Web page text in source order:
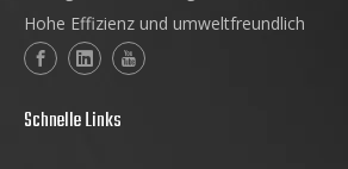
Hohe Effizienz und umweltfreundlich
Schnelle Links